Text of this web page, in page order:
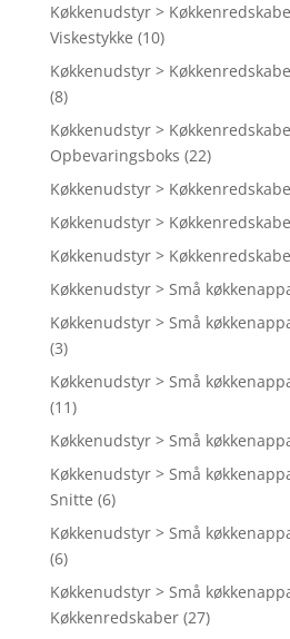
Køkkenudstyr >
Viskestykke (10)
Køkkenudstyr >
(8)
Køkkenudstyr >
Opbevaringsboks (22)
Køkkenudstyr >
Køkkenudstyr >
Køkkenudstyr >
Køkkenudstyr > Små
Køkkenudstyr > Små
(3)
Køkkenudstyr > Små
(11)
Køkkenudstyr > Små
Køkkenudstyr > Små
Snitte (6)
Køkkenudstyr > Små
(6)
Køkkenudstyr > Små
Køkkenredskaber (27)